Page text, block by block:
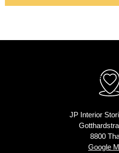
JP Interior
8800
Google